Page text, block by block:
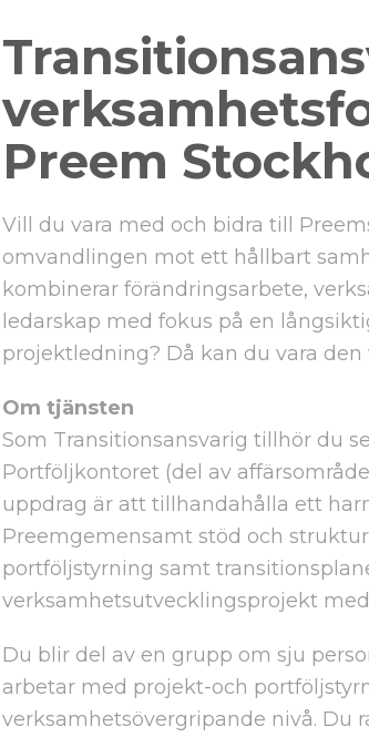
Preem
Vill du vara med och bidra till
omvandlingen mot ett hållbart
kombinerar förändringsarbete,
ledarskap med fokus på en
projektledning? Då kan du vara den
Om tjänsten
Som Transitionsansvarig tillhör du
Portföljkontoret (del av
uppdrag är att tillhandahålla ett
Preemgemensamt stöd och
portföljstyrning samt
verksamhetsutvecklingsprojekt
Du blir del av en grupp om sju
arbetar med projekt-och
verksamhetsövergripande nivå. Du